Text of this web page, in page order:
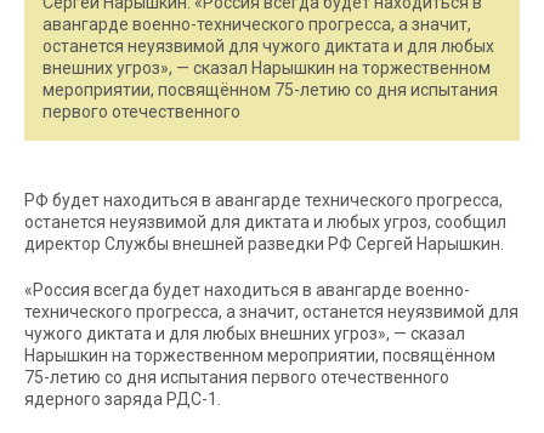
авангарде военно-технического прогресса, а значит,
останется неуязвимой для чужого диктата и для любых
внешних угроз», — сказал Нарышкин на торжественном
мероприятии, посвящённом 75-летию со дня испытания
первого отечественного
РФ будет находиться в авангарде технического прогресса,
останется неуязвимой для диктата и любых угроз, сообщил
директор Службы внешней разведки РФ Сергей Нарышкин.
«Россия всегда будет находиться в авангарде военно-
технического прогресса, а значит, останется неуязвимой для
чужого диктата и для любых внешних угроз», — сказал
Нарышкин на торжественном мероприятии, посвящённом
75-летию со дня испытания первого отечественного
ядерного заряда РДС-1.